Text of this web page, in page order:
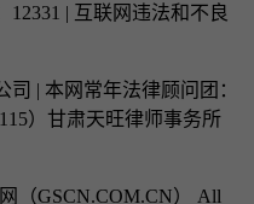
| 互联网违法和不良
| 本网常年法律顾问团：
）甘肃天旺律师事务所
（GSCN.COM.CN） All